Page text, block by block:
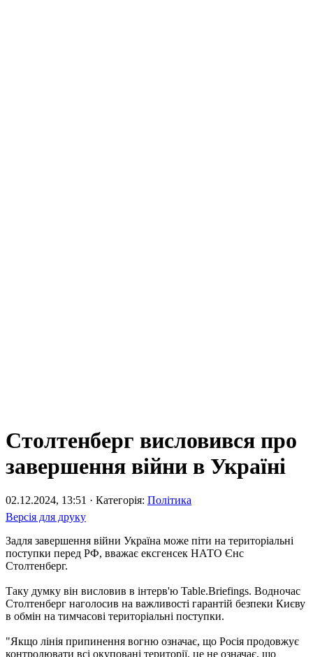
Столтенберг висловився про
завершення війни в Україні
02.12.2024, 13:51 · Категорія: Політика
Версія для друку
Задля завершення війни Україна може піти на територіальні
поступки перед РФ, вважає ексгенсек НАТО Єнс
Столтенберг.
Таку думку він висловив в інтерв'ю Table.Briefings. Водночас
Столтенберг наголосив на важливості гарантій безпеки Києву
в обмін на тимчасові територіальні поступки.
"Якщо лінія припинення вогню означає, що Росія продовжує
контролювати всі окуповані території, це не означає, що